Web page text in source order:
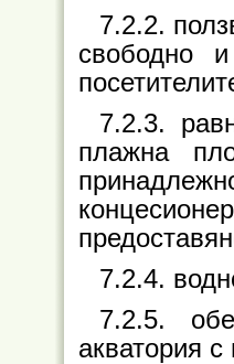
7.2.2.
свободно
7.2.3.
плажна
7.2.4.
7.2.5.
акватория